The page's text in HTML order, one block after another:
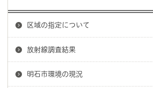
区域の指定について
放射線調査結果
明石市環境の現況